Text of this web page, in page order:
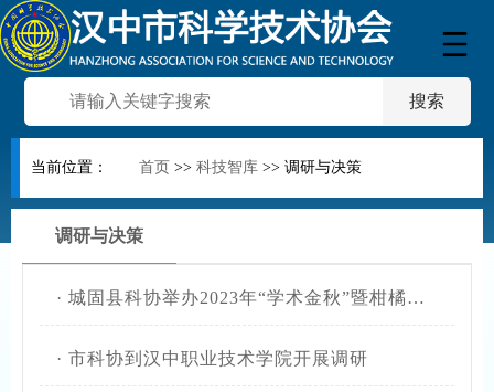
当前位置： 首页 >> 科技智库 >> 调研与决策
调研与决策
· 城固县科协举办2023年“学术金秋”暨柑橘产业技术培训研讨活动
· 市科协到汉中职业技术学院开展调研